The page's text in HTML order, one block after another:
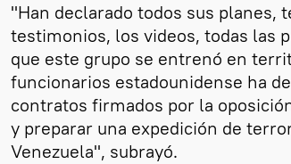
"Han declarado todos sus planes,
testimonios, los videos, todas las
que este grupo se entrenó en
funcionarios estadounidense ha
contratos firmados por la
y preparar una expedición de
Venezuela", subrayó.